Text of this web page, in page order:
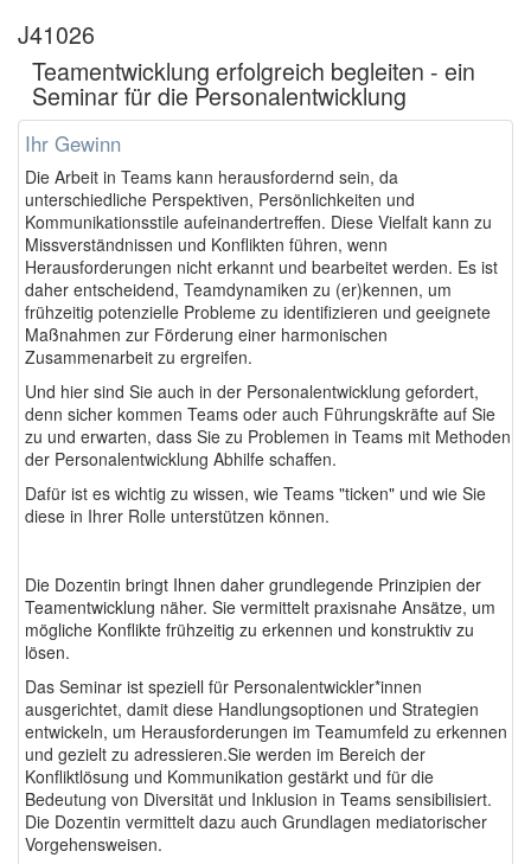
J41026
Teamentwicklung erfolgreich begleiten - ein
Seminar für die Personalentwicklung
Ihr Gewinn
Die Arbeit in Teams kann herausfordernd sein, da
unterschiedliche Perspektiven, Persönlichkeiten und
Kommunikationsstile aufeinandertreffen. Diese Vielfalt kann zu
Missverständnissen und Konflikten führen, wenn
Herausforderungen nicht erkannt und bearbeitet werden. Es ist
daher entscheidend, Teamdynamiken zu (er)kennen, um
frühzeitig potenzielle Probleme zu identifizieren und geeignete
Maßnahmen zur Förderung einer harmonischen
Zusammenarbeit zu ergreifen.
Und hier sind Sie auch in der Personalentwicklung gefordert,
denn sicher kommen Teams oder auch Führungskräfte auf Sie
zu und erwarten, dass Sie zu Problemen in Teams mit Methoden
der Personalentwicklung Abhilfe schaffen.
Dafür ist es wichtig zu wissen, wie Teams "ticken" und wie Sie
diese in Ihrer Rolle unterstützen können.
Die Dozentin bringt Ihnen daher grundlegende Prinzipien der
Teamentwicklung näher. Sie vermittelt praxisnahe Ansätze, um
mögliche Konflikte frühzeitig zu erkennen und konstruktiv zu
lösen.
Das Seminar ist speziell für Personalentwickler*innen
ausgerichtet, damit diese Handlungsoptionen und Strategien
entwickeln, um Herausforderungen im Teamumfeld zu erkennen
und gezielt zu adressieren.Sie werden im Bereich der
Konfliktlösung und Kommunikation gestärkt und für die
Bedeutung von Diversität und Inklusion in Teams sensibilisiert.
Die Dozentin vermittelt dazu auch Grundlagen mediatorischer
Vorgehensweisen.